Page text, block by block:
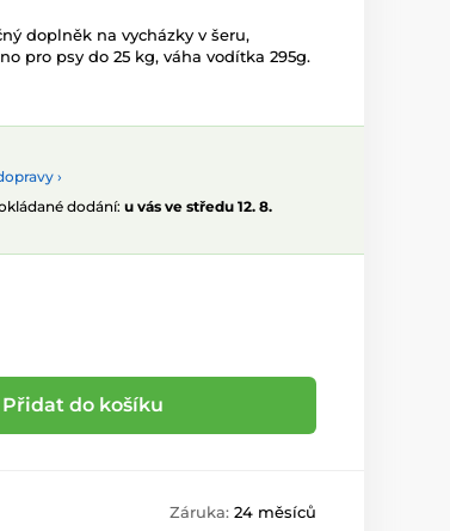
doplněk na vycházky v šeru,
pro psy do 25 kg, váha vodítka 295g.
›
dodání: u vás ve středu 12. 8.
Přidat do košíku
Záruka: 24 měsíců